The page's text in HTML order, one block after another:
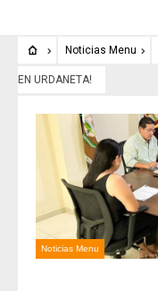
Noticias Menu
EN URDANETA!
Noticias Menu